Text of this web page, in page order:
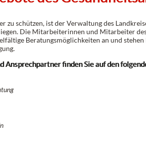
zu schützen, ist der Verwaltung des
Die Mitarbeiterinnen und Mitarbeiter
Beratungsmöglichkeiten an und stehen
finden Sie auf den